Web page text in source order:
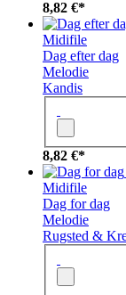
8,82 €*
Midifile
Dag efter dag
Melodie
Kandis
8,82 €*
Midifile
Dag for dag
Melodie
Rugsted &